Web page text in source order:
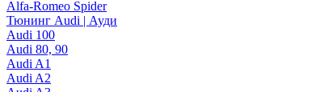
Alfa-Romeo Spider
Тюнинг Audi | Ауди
Audi 100
Audi 80, 90
Audi A1
Audi A2